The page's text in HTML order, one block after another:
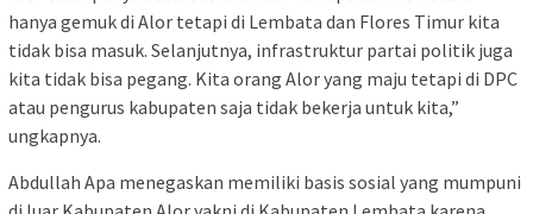
hanya gemuk di Alor tetapi di Lembata dan Flores Timur kita
tidak bisa masuk. Selanjutnya, infrastruktur partai politik juga
kita tidak bisa pegang. Kita orang Alor yang maju tetapi di DPC
atau pengurus kabupaten saja tidak bekerja untuk kita,”
ungkapnya.
Abdullah Apa menegaskan memiliki basis sosial yang mumpuni